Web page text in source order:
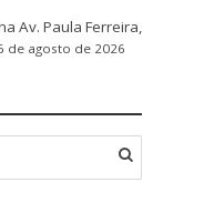
Av. Paula Ferreira,
de agosto de 2026